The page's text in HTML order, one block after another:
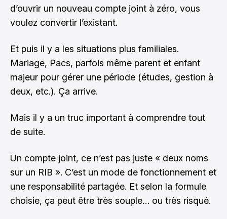
d’ouvrir un nouveau compte joint à zéro, vous
voulez convertir l’existant.
Et puis il y a les situations plus familiales.
Mariage, Pacs, parfois même parent et enfant
majeur pour gérer une période (études, gestion à
deux, etc.). Ça arrive.
Mais il y a un truc important à comprendre tout
de suite.
Un compte joint, ce n’est pas juste « deux noms
sur un RIB ». C’est un mode de fonctionnement et
une responsabilité partagée. Et selon la formule
choisie, ça peut être très souple… ou très risqué.